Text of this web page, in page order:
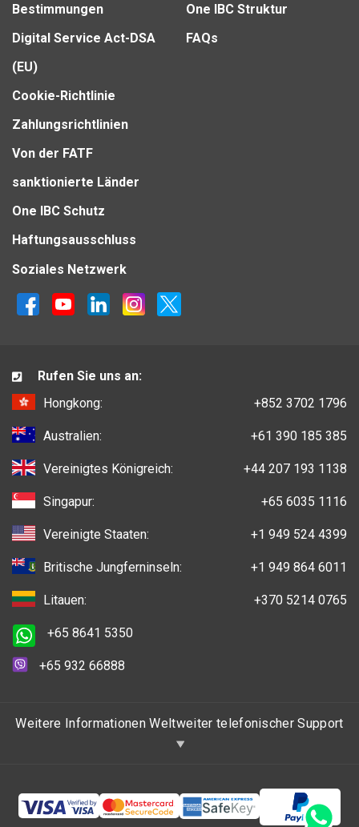
Bestimmungen
Digital Service Act-DSA
(EU)
Cookie-Richtlinie
Zahlungsrichtlinien
Von der FATF
sanktionierte Länder
One IBC Schutz
Haftungsausschluss
One IBC Struktur
FAQs
Soziales Netzwerk
Rufen Sie uns an:
Hongkong:
+852 3702 1796
Australien: +61 390 185 385
Vereinigtes Königreich: +44 207 193 1138
Singapur: +65 6035 1116
Vereinigte Staaten: +1 949 524 4399
Britische Jungferninseln: +1 949 864 6011
Litauen: +370 5214 0765
+65 8641 5350
+65 932 66888
Weitere Informationen Weltweiter telefonischer Support